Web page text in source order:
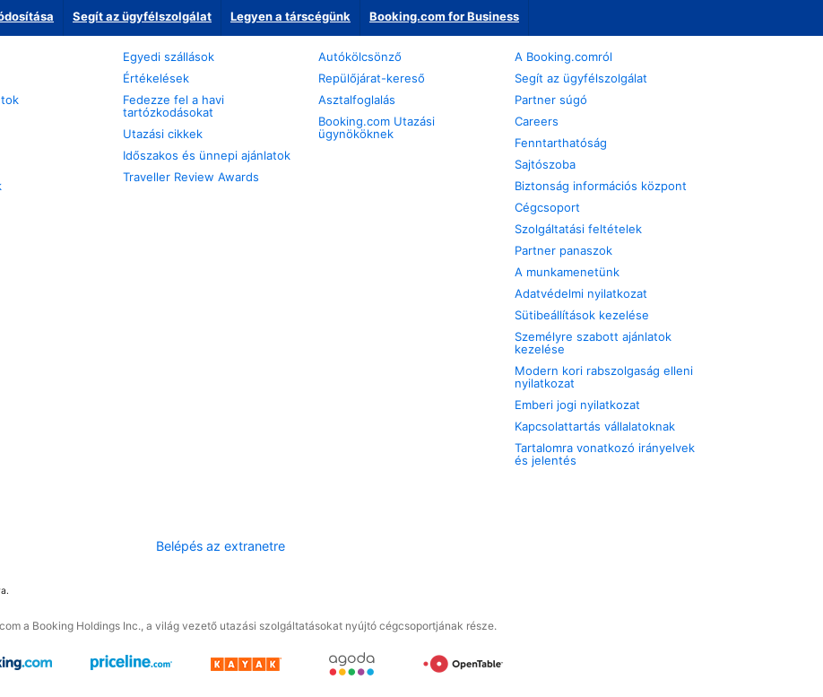
Segít az ügyfélszolgálat Legyen a társcégünk Booking.com for Business
Egyedi szállások
Értékelések
Fedezze fel a havi
tartózkodásokat
Utazási cikkek
Időszakos és ünnepi ajánlatok
Traveller Review Awards
Autókölcsönző
Repülőjárat-kereső
Asztalfoglalás
Booking.com Utazási
ügynököknek
A Booking.comról
Segít az ügyfélszolgálat
Partner súgó
Careers
Fenntarthatóság
Sajtószoba
Biztonság információs központ
Cégcsoport
Szolgáltatási feltételek
Partner panaszok
A munkamenetünk
Adatvédelmi nyilatkozat
Sütibeállítások kezelése
Személyre szabott ajánlatok
kezelése
Modern kori rabszolgaság elleni
nyilatkozat
Emberi jogi nyilatkozat
Kapcsolattartás vállalatoknak
Tartalomra vonatkozó irányelvek
és jelentés
Belépés az extranetre
a Booking Holdings Inc., a világ vezető utazási szolgáltatásokat nyújtó cégcsoportjának része.